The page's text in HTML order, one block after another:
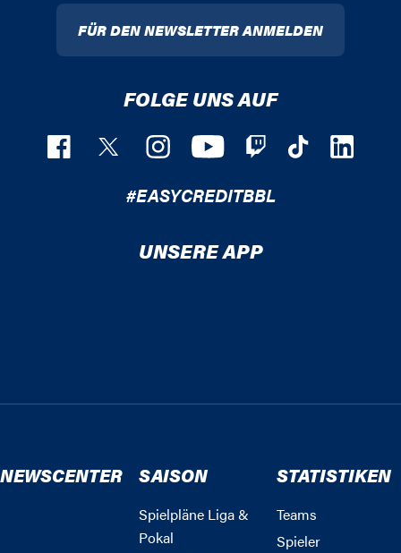
FÜR DEN NEWSLETTER ANMELDEN
FOLGE UNS AUF
#EASYCREDITBBL
UNSERE APP
NEWSCENTER SAISON
Spielpläne Liga &
Pokal
STATISTIKEN
Teams
Spieler